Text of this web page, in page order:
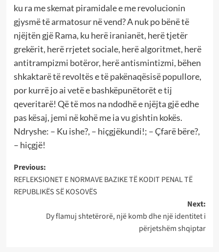
ku ra me skemat piramidale e me revolucionin
gjysmë të armatosur në vend? A nuk po bënë të
njëjtën gjë Rama, ku herë iranianët, herë tjetër
grekërit, herë rrjetet sociale, herë algoritmet, herë
antitrampizmi botëror, herë antismintizmi, bëhen
shkaktarë të revoltës e të pakënaqësisë popullore,
por kurrë jo ai vetë e bashkëpunëtorët e tij
qeveritarë! Që të mos na ndodhë e njëjta gjë edhe
pas kësaj, jemi në kohë me ia vu gishtin kokës.
Ndryshe: – Ku ishe?, – hiçgjëkundi!; – Çfarë bëre?,
– hiçgjë!
Post
navigation
Previous:
REFLEKSIONET E NORMAVE BAZIKE TË KODIT PENAL TË
REPUBLIKËS SË KOSOVËS
Next:
Dy flamuj shtetërorë, një komb dhe një identitet i
përjetshëm shqiptar